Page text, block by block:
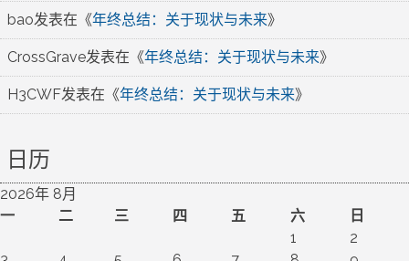
bao发表在《年终总结：关于现状与未来》
CrossGrave发表在《年终总结：关于现状与未来》
H3CWF发表在《年终总结：关于现状与未来》
日历
2026年 8月
一
二 三 四 五 六
日
1
2